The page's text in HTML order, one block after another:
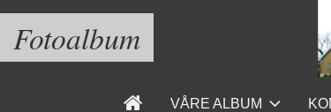
Fotoalbum
VÅRE ALBUM